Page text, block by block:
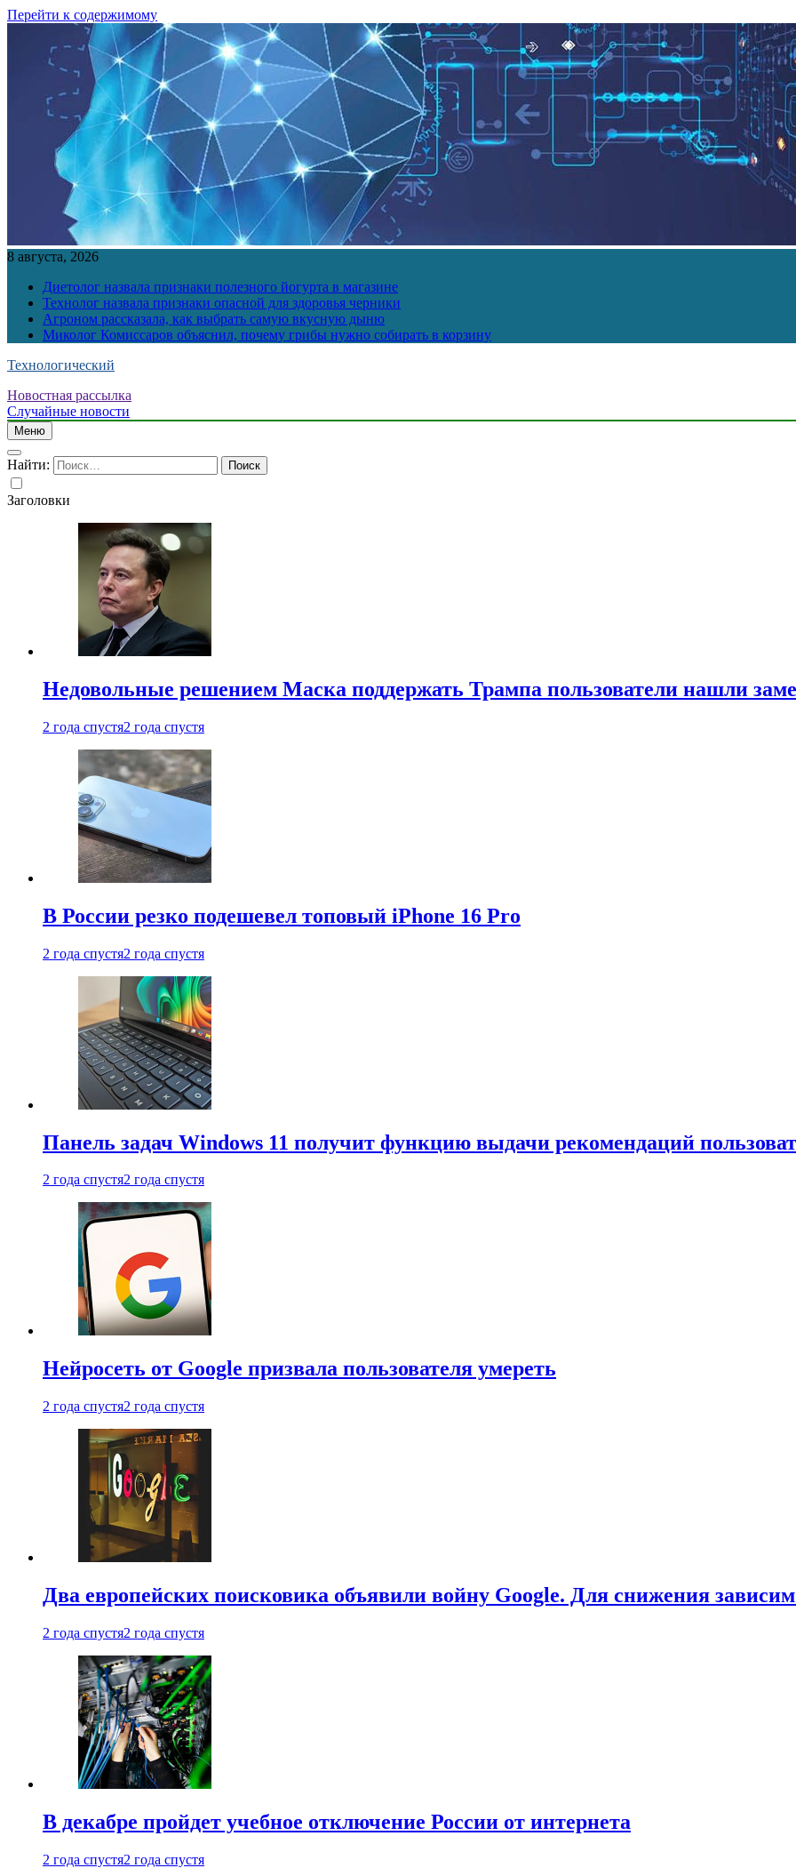
Перейти к содержимому
8 августа, 2026
Диетолог назвала признаки полезного йогурта в магазине
Технолог назвала признаки опасной для здоровья черники
Агроном рассказала, как выбрать самую вкусную дыню
Миколог Комиссаров объяснил, почему грибы нужно собирать в корзину
Технологический
Новостная рассылка
Случайные новости
Меню
Найти:
Заголовки
Недовольные решением Маска поддержать Трампа пользователи нашли
2 года спустя2 года спустя
В России резко подешевел топовый iPhone 16 Pro
2 года спустя2 года спустя
Панель задач Windows 11 получит функцию выдачи рекомендаций
2 года спустя2 года спустя
Нейросеть от Google призвала пользователя умереть
2 года спустя2 года спустя
Два европейских поисковика объявили войну Google. Для снижения
2 года спустя2 года спустя
В декабре пройдет учебное отключение России от интернета
2 года спустя2 года спустя